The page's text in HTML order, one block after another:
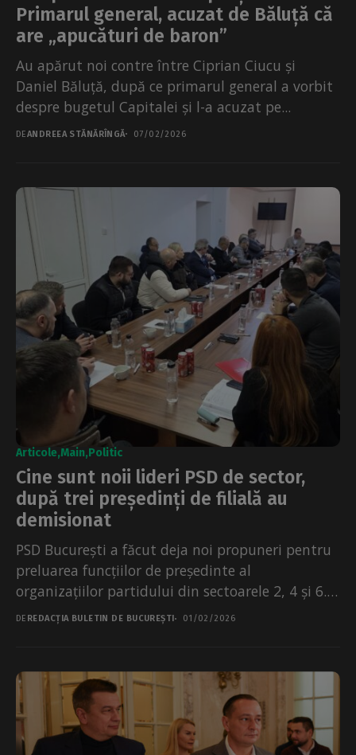
Primarul general, acuzat de Băluță că
are „apucături de baron”
Au apărut noi contre între Ciprian Ciucu și
Daniel Băluță, după ce primarul general a vorbit
despre bugetul Capitalei și l-a acuzat pe...
DEANDREEA STĂNĂRÎNGĂ 07/02/2026
Articole Main Politic
Cine sunt noii lideri PSD de sector,
după trei președinți de filială au
demisionat
PSD București a făcut deja noi propuneri pentru
preluarea funcțiilor de președinte al
organizațiilor partidului din sectoarele 2, 4 și 6.
Decizia a...
DE REDACȚIA BULETIN DE BUCUREȘTI 01/02/2026